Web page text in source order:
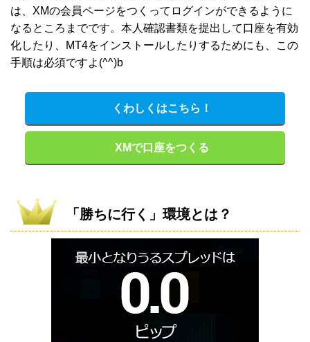
は、XMの会員ページをつくってログインができるように
なるところまでです。本人確認書類を提出して口座を有効
化したり、MT4をインストールしたりするためにも、この
手順は必須ですよ(^^)b
くわしくはこちら！
XMで口座をつくる
「勝ちに行く」環境とは？